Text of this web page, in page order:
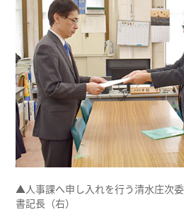
▲人事課へ申し入れを行う清水庄次
書記長（右）